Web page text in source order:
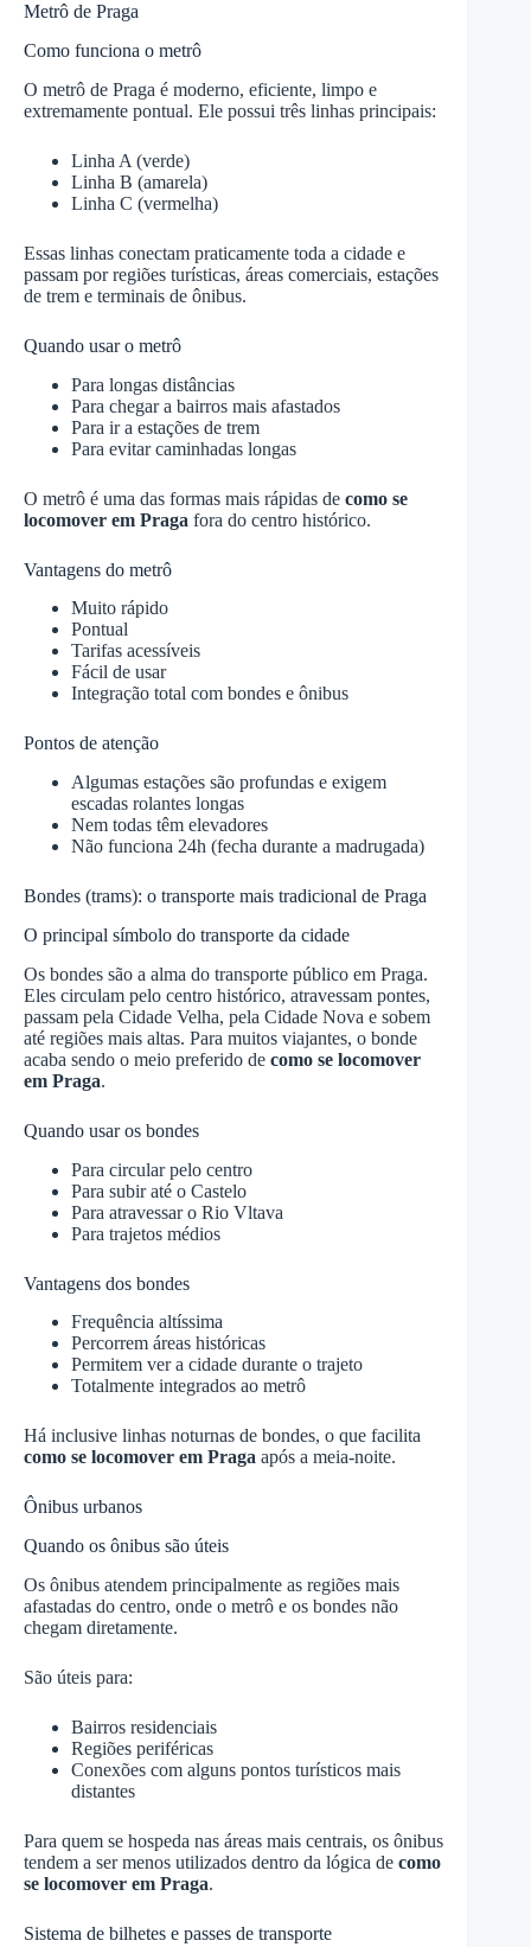
Metrô de Praga
Como funciona o metrô
O metrô de Praga é moderno, eficiente, limpo e
extremamente pontual. Ele possui três linhas principais:
Linha A (verde)
Linha B (amarela)
Linha C (vermelha)
Essas linhas conectam praticamente toda a cidade e
passam por regiões turísticas, áreas comerciais, estações
de trem e terminais de ônibus.
Quando usar o metrô
Para longas distâncias
Para chegar a bairros mais afastados
Para ir a estações de trem
Para evitar caminhadas longas
O metrô é uma das formas mais rápidas de como se
locomover em Praga fora do centro histórico.
Vantagens do metrô
Muito rápido
Pontual
Tarifas acessíveis
Fácil de usar
Integração total com bondes e ônibus
Pontos de atenção
Algumas estações são profundas e exigem
escadas rolantes longas
Nem todas têm elevadores
Não funciona 24h (fecha durante a madrugada)
Bondes (trams): o transporte mais tradicional de Praga
O principal símbolo do transporte da cidade
Os bondes são a alma do transporte público em Praga.
Eles circulam pelo centro histórico, atravessam pontes,
passam pela Cidade Velha, pela Cidade Nova e sobem
até regiões mais altas. Para muitos viajantes, o bonde
acaba sendo o meio preferido de como se locomover
em Praga.
Quando usar os bondes
Para circular pelo centro
Para subir até o Castelo
Para atravessar o Rio Vltava
Para trajetos médios
Vantagens dos bondes
Frequência altíssima
Percorrem áreas históricas
Permitem ver a cidade durante o trajeto
Totalmente integrados ao metrô
Há inclusive linhas noturnas de bondes, o que facilita
como se locomover em Praga após a meia-noite.
Ônibus urbanos
Quando os ônibus são úteis
Os ônibus atendem principalmente as regiões mais
afastadas do centro, onde o metrô e os bondes não
chegam diretamente.
São úteis para:
Bairros residenciais
Regiões periféricas
Conexões com alguns pontos turísticos mais
distantes
Para quem se hospeda nas áreas mais centrais, os ônibus
tendem a ser menos utilizados dentro da lógica de como
se locomover em Praga.
Sistema de bilhetes e passes de transporte